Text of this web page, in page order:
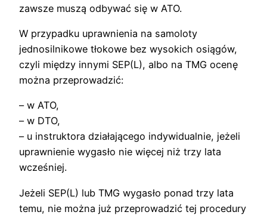
zawsze muszą odbywać się w ATO.
W przypadku uprawnienia na samoloty
jednosilnikowe tłokowe bez wysokich osiągów,
czyli między innymi SEP(L), albo na TMG ocenę
można przeprowadzić:
– w ATO,
– w DTO,
– u instruktora działającego indywidualnie, jeżeli
uprawnienie wygasło nie więcej niż trzy lata
wcześniej.
Jeżeli SEP(L) lub TMG wygasło ponad trzy lata
temu, nie można już przeprowadzić tej procedury